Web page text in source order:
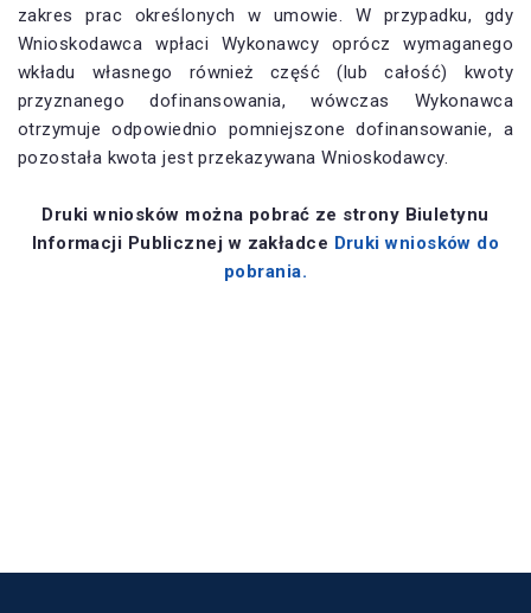
zakres prac określonych w umowie. W przypadku, gdy
Wnioskodawca wpłaci Wykonawcy oprócz wymaganego
wkładu własnego również część (lub całość) kwoty
przyznanego dofinansowania, wówczas Wykonawca
otrzymuje odpowiednio pomniejszone dofinansowanie, a
pozostała kwota jest przekazywana Wnioskodawcy.
Druki wniosków można pobrać ze strony Biuletynu
Informacji Publicznej w zakładce Druki wniosków do
pobrania.